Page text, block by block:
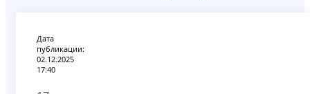
Дата
публикации:
02.12.2025
17:40